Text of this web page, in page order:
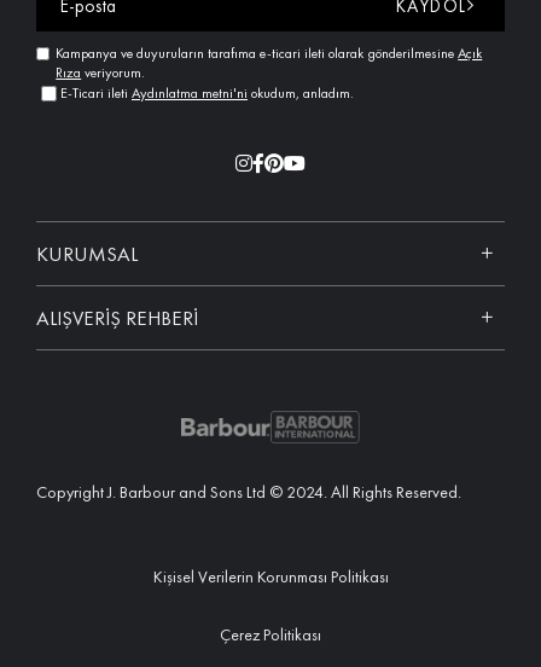
KAYDOL
Kampanya ve duyuruların tarafıma e-ticari ileti olarak gönderilmesineAçık
Rıza veriyorum.
E-Ticari ileti Aydınlatma metni'ni okudum, anladım.
KURUMSAL
ALIŞVERİŞ REHBERİ
Copyright J. Barbour and Sons Ltd © 2024. All Rights Reserved.
Kişisel Verilerin Korunması Politikası
Çerez Politikası